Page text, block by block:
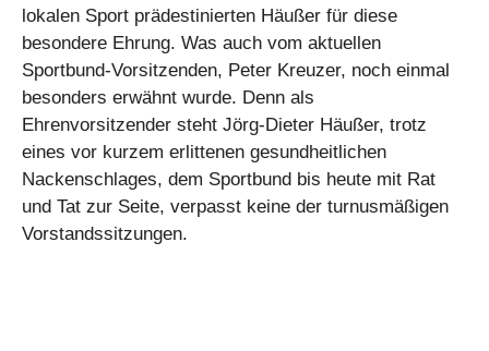
lokalen Sport prädestinierten Häußer für diese
besondere Ehrung. Was auch vom aktuellen
Sportbund-Vorsitzenden, Peter Kreuzer, noch einmal
besonders erwähnt wurde. Denn als
Ehrenvorsitzender steht Jörg-Dieter Häußer, trotz
eines vor kurzem erlittenen gesundheitlichen
Nackenschlages, dem Sportbund bis heute mit Rat
und Tat zur Seite, verpasst keine der turnusmäßigen
Vorstandssitzungen.